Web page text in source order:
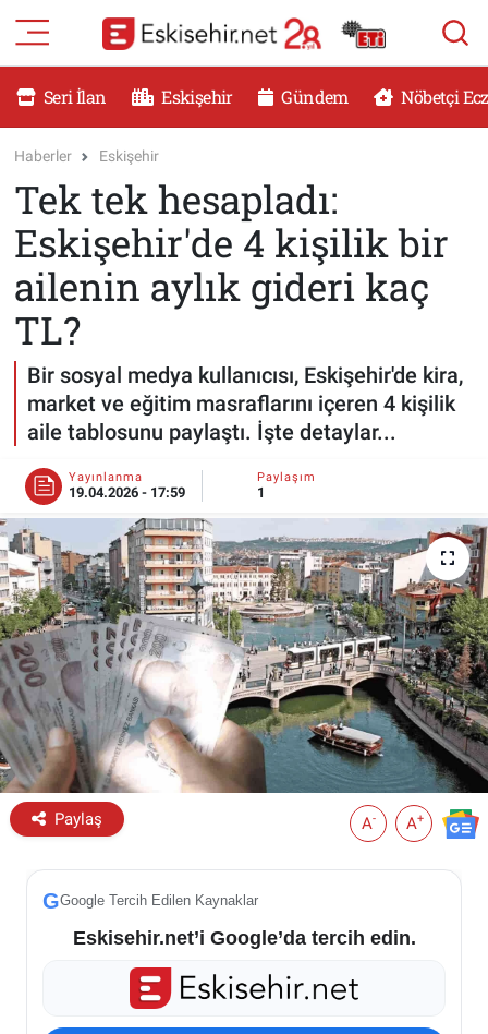
Seri İlan Eskişehir Gündem Nöbetçi
Haberler Eskişehir
Tek tek hesapladı:
Eskişehir'de 4 kişilik bir
ailenin aylık gideri kaç
TL?
Bir sosyal medya kullanıcısı, Eskişehir'de kira,
market ve eğitim masraflarını içeren 4 kişilik
aile tablosunu paylaştı. İşte detaylar...
Yayınlanma
19.04.2026 - 17:59
Paylaşım
1
Paylaş A- A+
GGoogle Tercih Edilen Kaynaklar
Eskisehir.net’i Google’da tercih edin.
RESMİ İLANLAR
DÜNYA
SAĞLIK
MAGAZİN
TEKNOLOJİ
YEMEK
ESKİŞEHİR NÖBETÇİ ECZANELER
Eskişehir Haber İçerikleri
Eskişehir Hava Durumu
Eskişehir Tramvay Saatleri
Eskişehir Otobüs Saatleri
Eskişehir Nöbetçi Eczaneler
Eskişehir Namaz Vakitleri
Eskişehir Trafik Yoğunluk Haritası
Süper Lig Puan Durumu ve Fikstür
Tüm Manşetler
Son Dakika Haberleri
Haber Arşivi